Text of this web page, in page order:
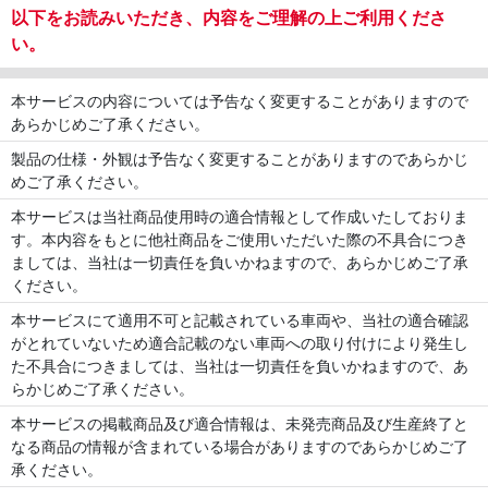
以下をお読みいただき、内容をご理解の上ご利用くださ
い。
本サービスの内容については予告なく変更することがありますので
あらかじめご了承ください。
製品の仕様・外観は予告なく変更することがありますのであらかじ
めご了承ください。
本サービスは当社商品使用時の適合情報として作成いたしておりま
す。本内容をもとに他社商品をご使用いただいた際の不具合につき
ましては、当社は一切責任を負いかねますので、あらかじめご了承
ください。
本サービスにて適用不可と記載されている車両や、当社の適合確認
がとれていないため適合記載のない車両への取り付けにより発生し
た不具合につきましては、当社は一切責任を負いかねますので、あ
らかじめご了承ください。
本サービスの掲載商品及び適合情報は、未発売商品及び生産終了と
なる商品の情報が含まれている場合がありますのであらかじめご了
承ください。